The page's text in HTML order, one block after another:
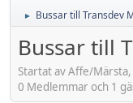
► Bussar till Transdev
Bussar till
Startat av Affe/
0 Medlemmar och 1